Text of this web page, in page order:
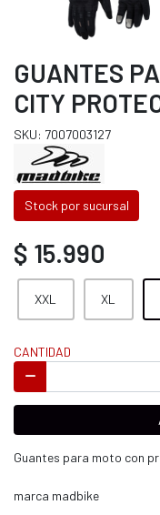
GUANTES
CITY
SKU: 7007003127
Stock por sucursal
$ 15.990
XXL XL
CANTIDAD
Guantes para moto con
marca madbike